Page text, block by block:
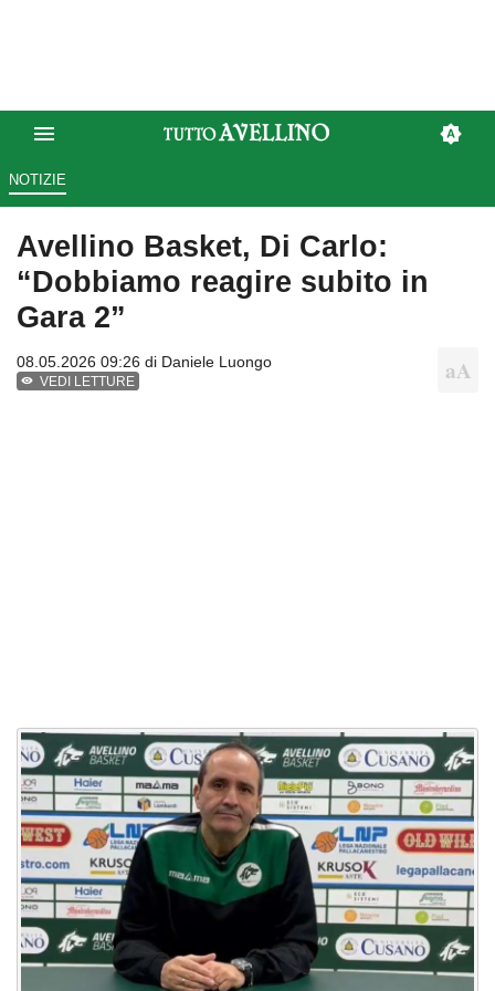
NOTIZIE
Avellino Basket, Di Carlo:
“Dobbiamo reagire subito in
Gara 2”
08.05.2026 09:26 di Daniele Luongo
VEDI LETTURE